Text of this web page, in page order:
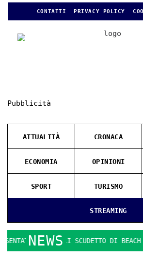
CONTATTI PRIVACY POLICY
Pubblicità
STREAMING
ATTUALITÀ CRONACA
ECONOMIA OPINIONI
SPORT TURISMO
NEWS
FINALI SCUDETTO DI BEACH SOCCER